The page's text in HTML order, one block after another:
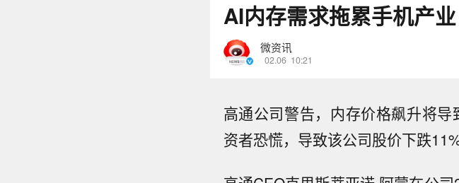
AI内存需求拖累手机产
微资讯
02.06 10:21
高通公司警告，内存价格飙升将
资者恐慌，导致该公司股价下跌11%